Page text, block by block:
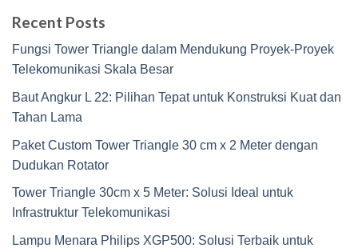
Recent Posts
Fungsi Tower Triangle dalam Mendukung Proyek-Proyek
Telekomunikasi Skala Besar
Baut Angkur L 22: Pilihan Tepat untuk Konstruksi Kuat dan
Tahan Lama
Paket Custom Tower Triangle 30 cm x 2 Meter dengan
Dudukan Rotator
Tower Triangle 30cm x 5 Meter: Solusi Ideal untuk
Infrastruktur Telekomunikasi
Lampu Menara Philips XGP500: Solusi Terbaik untuk